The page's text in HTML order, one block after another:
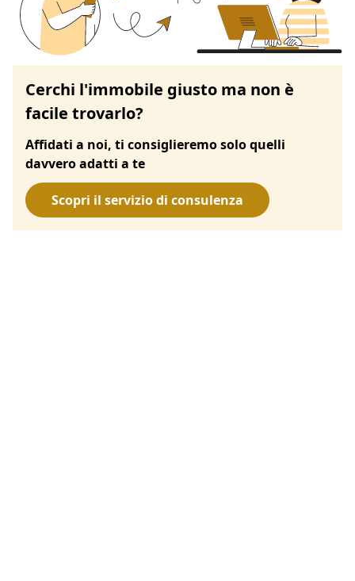
Cerchi l'immobile giusto ma non è
facile trovarlo?
Affidati a noi, ti consiglieremo solo quelli
davvero adatti a te
Scopri il servizio di consulenza